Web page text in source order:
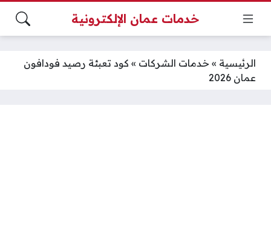
خدمات عمان الإلكترونية
الرئيسية » خدمات الشركات » كود تعبئة رصيد فودافون
عمان 2026